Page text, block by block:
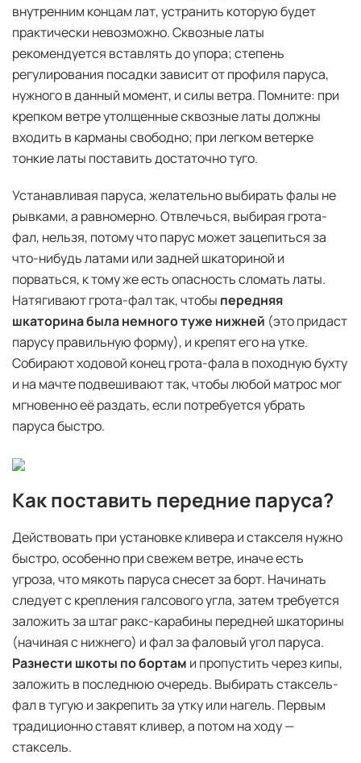
внутренним концам лат, устранить которую будет
практически невозможно. Сквозные латы
рекомендуется вставлять до упора; степень
регулирования посадки зависит от профиля паруса,
нужного в данный момент, и силы ветра. Помните: при
крепком ветре утолщенные сквозные латы должны
входить в карманы свободно; при легком ветерке
тонкие латы поставить достаточно туго.
Устанавливая паруса, желательно выбирать фалы не
рывками, а равномерно. Отвлечься, выбирая грота-
фал, нельзя, потому что парус может зацепиться за
что-нибудь латами или задней шкаториной и
порваться, к тому же есть опасность сломать латы.
Натягивают грота-фал так, чтобы передняя
шкаторина была немного туже нижней (это придаст
парусу правильную форму), и крепят его на утке.
Собирают ходовой конец грота-фала в походную бухту
и на мачте подвешивают так, чтобы любой матрос мог
мгновенно её раздать, если потребуется убрать
паруса быстро.
Как поставить передние паруса?
Действовать при установке кливера и стакселя нужно
быстро, особенно при свежем ветре, иначе есть
угроза, что мякоть паруса снесет за борт. Начинать
следует с крепления галсового угла, затем требуется
заложить за штаг ракс-карабины передней шкаторины
(начиная с нижнего) и фал за фаловый угол паруса.
Разнести шкоты по бортам и пропустить через кипы,
заложить в последнюю очередь. Выбирать стаксель-
фал в тугую и закрепить за утку или нагель. Первым
традиционно ставят кливер, а потом на ходу —
стаксель.